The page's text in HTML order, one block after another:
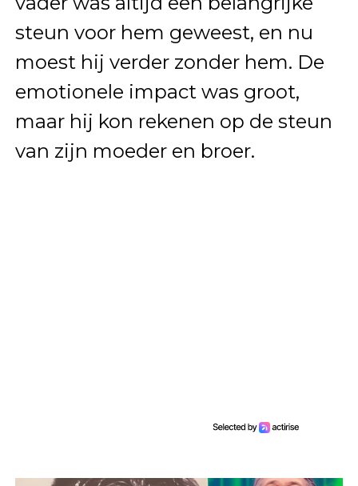
steun voor hem geweest, en nu
moest hij verder zonder hem. De
emotionele impact was groot,
maar hij kon rekenen op de steun
van zijn moeder en broer.